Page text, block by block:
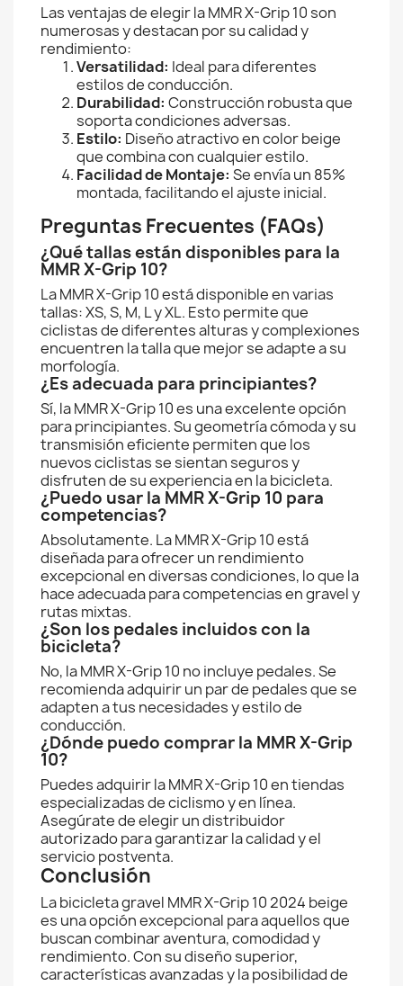
Las ventajas de elegir la MMR X-Grip 10 son
numerosas y destacan por su calidad y
rendimiento:
Versatilidad: Ideal para diferentes
estilos de conducción.
Durabilidad: Construcción robusta que
soporta condiciones adversas.
Estilo: Diseño atractivo en color beige
que combina con cualquier estilo.
Facilidad de Montaje: Se envía un 85%
montada, facilitando el ajuste inicial.
Preguntas Frecuentes (FAQs)
¿Qué tallas están disponibles para la
MMR X-Grip 10?
La MMR X-Grip 10 está disponible en varias
tallas: XS, S, M, L y XL. Esto permite que
ciclistas de diferentes alturas y complexiones
encuentren la talla que mejor se adapte a su
morfología.
¿Es adecuada para principiantes?
Sí, la MMR X-Grip 10 es una excelente opción
para principiantes. Su geometría cómoda y su
transmisión eficiente permiten que los
nuevos ciclistas se sientan seguros y
disfruten de su experiencia en la bicicleta.
¿Puedo usar la MMR X-Grip 10 para
competencias?
Absolutamente. La MMR X-Grip 10 está
diseñada para ofrecer un rendimiento
excepcional en diversas condiciones, lo que la
hace adecuada para competencias en gravel y
rutas mixtas.
¿Son los pedales incluidos con la
bicicleta?
No, la MMR X-Grip 10 no incluye pedales. Se
recomienda adquirir un par de pedales que se
adapten a tus necesidades y estilo de
conducción.
¿Dónde puedo comprar la MMR X-Grip
10?
Puedes adquirir la MMR X-Grip 10 en tiendas
especializadas de ciclismo y en línea.
Asegúrate de elegir un distribuidor
autorizado para garantizar la calidad y el
servicio postventa.
Conclusión
La bicicleta gravel MMR X-Grip 10 2024 beige
es una opción excepcional para aquellos que
buscan combinar aventura, comodidad y
rendimiento. Con su diseño superior,
características avanzadas y la posibilidad de